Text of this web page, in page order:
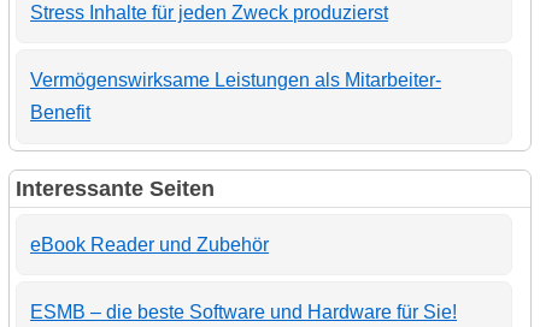
Stress Inhalte für jeden Zweck produzierst
Vermögenswirksame Leistungen als Mitarbeiter-
Benefit
Interessante Seiten
eBook Reader und Zubehör
ESMB – die beste Software und Hardware für Sie!